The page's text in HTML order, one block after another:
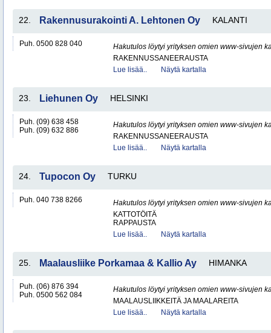
22. Rakennusurakointi A. Lehtonen Oy KALANTI
Puh. 0500 828 040
Hakutulos löytyi yrityksen omien www-sivujen
RAKENNUSSANEERAUSTA
Lue lisää..
Näytä kartalla
23. Liehunen Oy HELSINKI
Puh. (09) 638 458
Puh. (09) 632 886
Hakutulos löytyi yrityksen omien www-sivujen
RAKENNUSSANEERAUSTA
Lue lisää..
Näytä kartalla
24. Tupocon Oy TURKU
Puh. 040 738 8266
Hakutulos löytyi yrityksen omien www-sivujen
KATTOTÖITÄ
RAPPAUSTA
Lue lisää..
Näytä kartalla
25. Maalausliike Porkamaa & Kallio Ay HIMANKA
Puh. (06) 876 394
Puh. 0500 562 084
Hakutulos löytyi yrityksen omien www-sivujen
MAALAUSLIIKKEITÄ JA MAALAREITA
Lue lisää..
Näytä kartalla